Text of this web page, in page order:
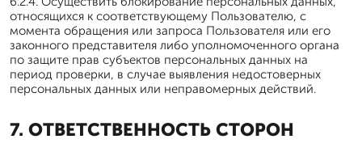
относящихся к соответствующему Пользователю, с
момента обращения или запроса Пользователя или его
законного представителя либо уполномоченного органа
по защите прав субъектов персональных данных на
период проверки, в случае выявления недостоверных
персональных данных или неправомерных действий.
7. ОТВЕТСТВЕННОСТЬ СТОРОН